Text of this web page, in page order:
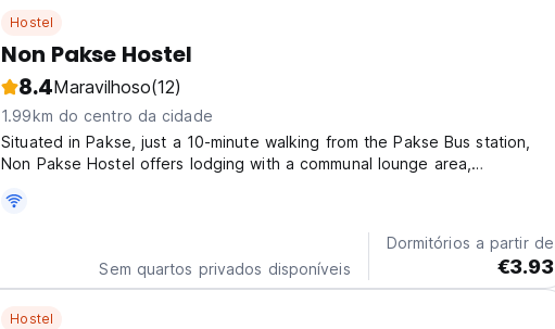
Hostel
Non Pakse Hostel
8.4Maravilhoso(12)
1.99km do centro da cidade
Situated in Pakse, just a 10-minute walking from the Pakse Bus station,
Non Pakse Hostel offers lodging with a communal lounge area,
located approximately 1.2 miles from Champasak Stadium,...
Sem quartos privados disponíveis
Dormitórios a partir de
€3.93
Hostel